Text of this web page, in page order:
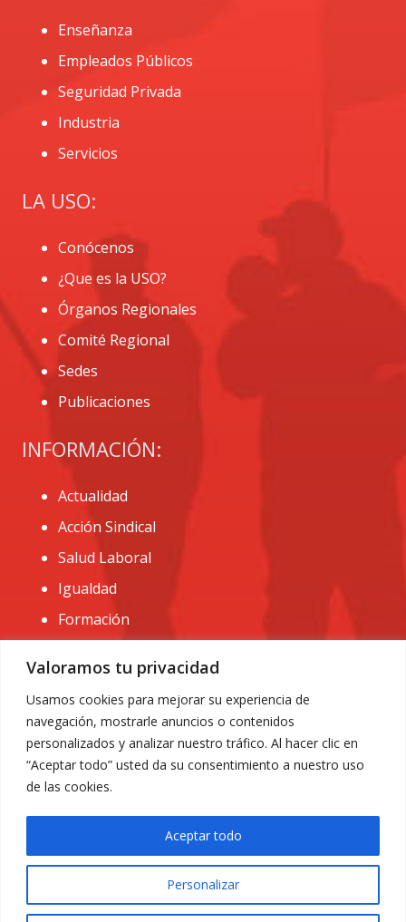
Valoramos tu privacidad
Usamos cookies para mejorar su experiencia de
navegación, mostrarle anuncios o contenidos
personalizados y analizar nuestro tráfico. Al hacer clic en
“Aceptar todo” usted da su consentimiento a nuestro uso
de las cookies.
Personalizar
Aceptar todo
Enseñanza
Empleados Públicos
Seguridad Privada
Industria
Servicios
LA USO:
Conócenos
¿Que es la USO?
Órganos Regionales
Comité Regional
Sedes
Publicaciones
INFORMACIÓN:
Actualidad
Acción Sindical
Salud Laboral
Igualdad
Formación
CONTACTO:
administracion@usomurcia.org
968 25 01 20
C/ Huerto de las bombas nº6. 30009 Murcia
Privacidad|
© 2018 Todos los derechos reservados. Diseño web